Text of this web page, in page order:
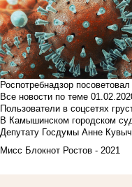
Роспотребнадзор
Все новости по теме
Пользователи в соцсетях
В Камышинском городском
Депутату Госдумы Анне
Мисс Блокнот Ростов - 2021